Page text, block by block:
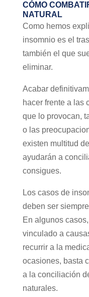
CÓMO
NATURAL
Como hemos
insomnio es el
también el que
eliminar.
Acabar
hacer frente a las
que lo provocan,
o las
existen multitud
ayudarán a
consigues.
Los casos de
deben ser
En algunos
vinculado a
recurrir a la
ocasiones, basta
a la conciliación
naturales.